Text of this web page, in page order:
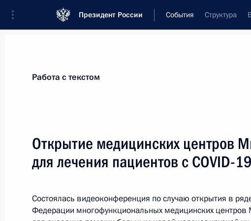
Президент России События Структура
Новости
Послания Федеральному Собранию
Заявления по важнейшим вопросам
Речи и обращения
Работа с текстом
Открытие медицинских центров
для лечения пациентов с COVID-19
Состоялась видеоконференция по случаю открытия в
Федерации многофункциональных медицинских центров